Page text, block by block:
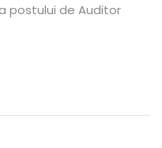
postului de Auditor